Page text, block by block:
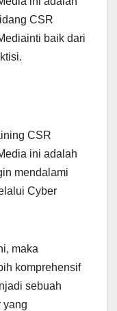
CSR
baik dari
CSR
ini adalah
mendalami
Cyber
maka
komprehensif
sebuah
yang